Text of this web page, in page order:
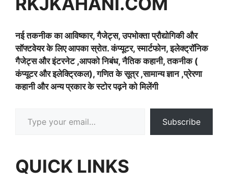
नई तकनीक का आविष्कार, गैजेट्स, उपभोक्ता प्रौद्योगिकी और
सॉफ्टवेयर के लिए आपका स्रोत. कंप्यूटर, स्मार्टफोन, इलेक्ट्रॉनिक
गैजेट्स और इंटरनेट ,आपको निबंध, नैतिक कहानी, तकनीक (
कंप्यूटर और इलेक्ट्रिकल), गणित के सूत्र ,सामान्य ज्ञान ,प्रेरणा
कहानी और अन्य प्रकार के स्टोर पढ़ने को मिलेंगी
Subscribe
QUICK LINKS